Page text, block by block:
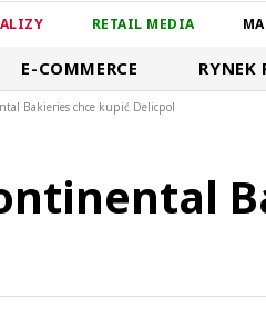
RETAIL MEDIA
E-COMMERCE RYNEK
Bakieries chce kupić Delicpol